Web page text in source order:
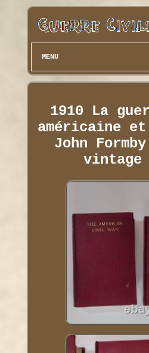
MENU
1910 La
américaine
John
vintage